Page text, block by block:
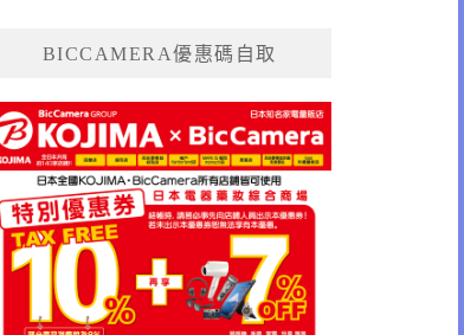
BICCAMERA優惠碼自取